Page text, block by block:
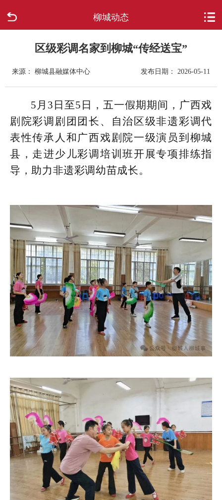
柳城动态
走进柳城
新闻中心
政府信息公开
网上办事
互动回应
区级彩调名家到柳城“传经送宝”
来源： 柳城县融媒体中心 发布日期： 2026-05-11
5月3日至5日，五一假期期间，广西戏
剧院彩调剧团团长、自治区级非遗彩调代
表性传承人和广西戏剧院一级演员到柳城
县，走进少儿彩调培训班开展专项排练指
导，助力非遗彩调幼苗成长。